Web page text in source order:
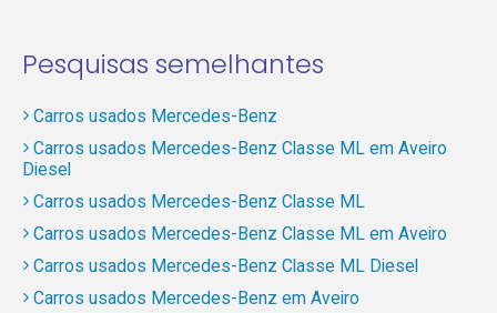
Pesquisas semelhantes
Carros usados Mercedes-Benz
Carros usados Mercedes-Benz Classe ML em Aveiro
Diesel
Carros usados Mercedes-Benz Classe ML
Carros usados Mercedes-Benz Classe ML em Aveiro
Carros usados Mercedes-Benz Classe ML Diesel
Carros usados Mercedes-Benz em Aveiro